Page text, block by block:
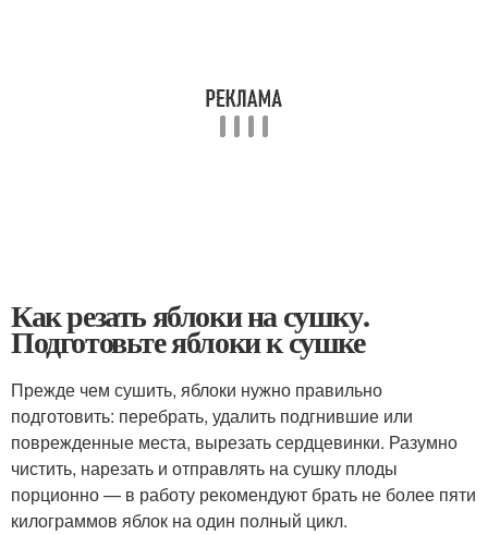
Как резать яблоки на сушку.
Подготовьте яблоки к сушке
Прежде чем сушить, яблоки нужно правильно
подготовить: перебрать, удалить подгнившие или
поврежденные места, вырезать сердцевинки. Разумно
чистить, нарезать и отправлять на сушку плоды
порционно — в работу рекомендуют брать не более пяти
килограммов яблок на один полный цикл.